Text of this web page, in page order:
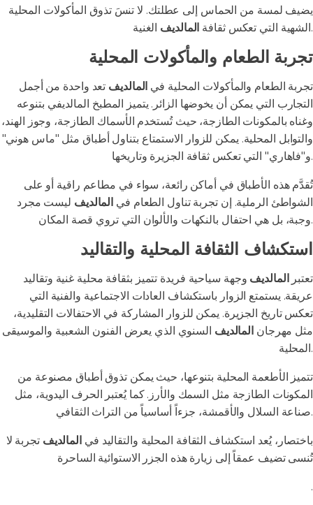
يضيف لمسة من الحماس إلى عطلتك. لا تنسَ تذوق المأكولات المحلية
الشهية التي تعكس ثقافة المالديف الغنية.
تجربة الطعام والمأكولات المحلية
تجربة الطعام والمأكولات المحلية في المالديف تعد واحدة من أجمل
التجارب التي يمكن أن يخوضها الزائر. يتميز المطبخ المالديفي بتنوعه
وغناه بالمكونات الطازجة، حيث تُستخدم الأسماك الطازجة، وجوز الهند،
والتوابل المحلية. يمكن للزوار الاستمتاع بتناول أطباق مثل "ماس هوني"
و"فاهاري" التي تعكس ثقافة الجزيرة وتاريخها.
تُقدَّم هذه الأطباق في أماكن رائعة، سواء في مطاعم راقية أو على
الشواطئ الرملية. إن تجربة تناول الطعام في المالديف ليست مجرد
وجبة، بل هي احتفال بالنكهات والألوان التي تروي قصة المكان.
استكشاف الثقافة المحلية والتقاليد
تعتبر المالديف وجهة سياحية فريدة تتميز بثقافة محلية غنية وتقاليد
عريقة. يستمتع الزوار باستكشاف العادات الاجتماعية والفنية التي
تعكس تاريخ الجزيرة. يمكن للزوار المشاركة في الاحتفالات التقليدية،
مثل مهرجان المالديف السنوي الذي يعرض الفنون الشعبية والموسيقى
المحلية.
تتميز الأطعمة المحلية بتنوعها، حيث يمكن تذوق أطباق مصنوعة من
المكونات الطازجة مثل السمك والأرز. كما يُعتبر الحرف اليدوية، مثل
صناعة السلال والأقمشة، جزءاً أساسياً من التراث الثقافي.
باختصار، يُعد استكشاف الثقافة المحلية والتقاليد في المالديف تجربة لا
تُنسى تضيف عمقاً إلى زيارة هذه الجزر الاستوائية الساحرة
.